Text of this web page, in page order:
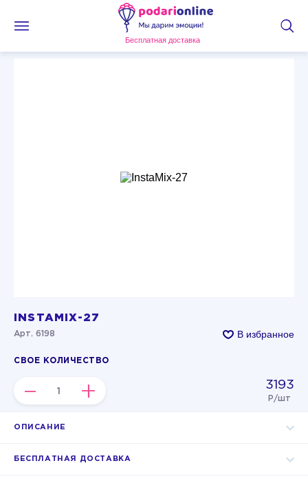
Бесплатная доставка
INSTAMIX-27
Арт. 6198 В избранное
СВОЕ КОЛИЧЕСТВО
– + 3193
Р/шт
ОПИСАНИЕ
БЕСПЛАТНАЯ ДОСТАВКА